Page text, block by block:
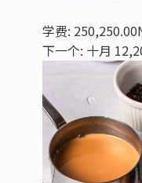
学费:
下一个: 十月